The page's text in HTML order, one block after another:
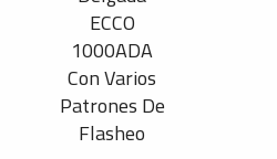
ECCO
1000ADA
Con Varios
Patrones De
Flasheo